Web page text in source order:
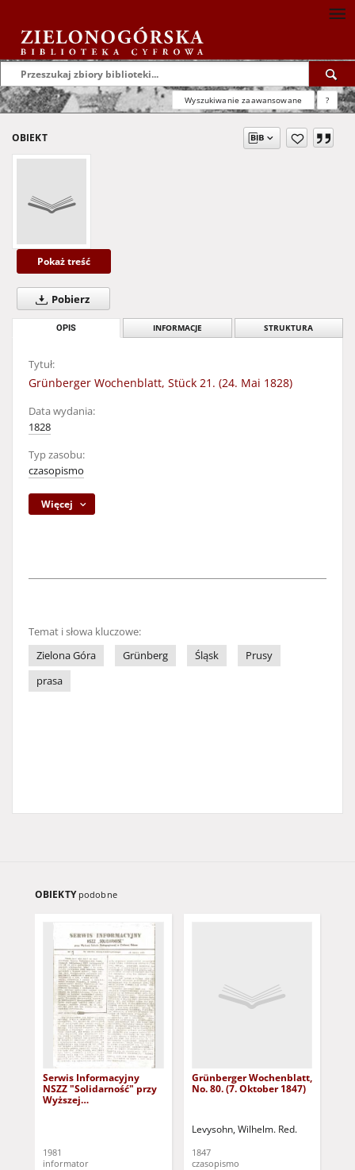
Wyszukiwanie zaawansowane ?
OBIEKT
Pokaż treść
Pobierz
OPIS INFORMACJE STRUKTURA
Tytuł:
Grünberger Wochenblatt, Stück 21. (24. Mai 1828)
Data wydania:
1828
Typ zasobu:
czasopismo
Więcej
Temat i słowa kluczowe:
Zielona Góra
Grünberg Śląsk
Prusy
prasa
OBIEKTY podobne
Serwis Informacyjny
NSZZ "Solidarność" przy
Wyższej
1981
informator
Grünberger Wochenblatt,
No. 80. (7. Oktober 1847)
Levysohn, Wilhelm. Red.
1847
czasopismo